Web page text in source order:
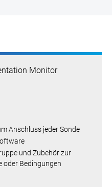
Anschluss jeder Sonde
und Zubehör zur
oder Bedingungen